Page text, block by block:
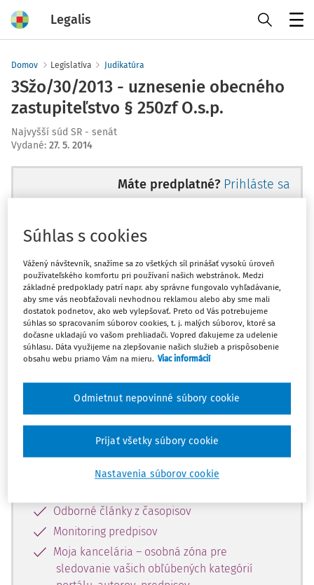
Legalis
Domov Legislatíva Judikatúra
3Sžo/30/2013 - uznesenie obecného
zastupiteľstvo § 250zf O.s.p.
Najvyšší súd SR - senát
Vydané: 27. 5. 2014
Máte predplatné? Prihláste sa
Ups, zatiaľ ste si prečítali len
začiatok...
Celý odborný obsah z tejto oblasti je
dostupný predplatiteľom portálu.
Odomknite si prístup k odbornému
obsahu a získajte prístup na 10 dní
zdarma, stačí sa len zaregistrovať.
Vďaka registrácii získate prístup aj k
vybranému obsahu:
Odborné články z časopisov
Monitoring predpisov
Moja kancelária – osobná zóna pre
sledovanie vašich obľúbených kategórií
Súhlas s cookies
Vážený návštevník, snažíme sa zo všetkých síl prinášať vysokú úroveň
používateľského komfortu pri používaní našich webstránok. Medzi
základné predpoklady patrí napr. aby správne fungovalo vyhľadávanie,
aby sme vás neobťažovali nevhodnou reklamou alebo aby sme mali
dostatok podnetov, ako web vylepšovať. Preto od Vás potrebujeme
súhlas so spracovaním súborov cookies, t. j. malých súborov, ktoré sa
dočasne ukladajú vo vašom prehliadači. Vopred ďakujeme za udelenie
súhlasu. Dáta využijeme na zlepšovanie našich služieb a prispôsobenie
obsahu webu priamo Vám na mieru. Viac informácií
Nastavenia súborov cookie
Odmietnut nepovinné súbory cookie
Prijať všetky súbory cookie